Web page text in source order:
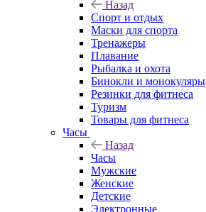
Назад
Спорт и отдых
Маски для спорта
Тренажеры
Плавание
Рыбалка и охота
Бинокли и монокуляры
Резинки для фитнеса
Туризм
Товары для фитнеса
Часы
Назад
Часы
Мужские
Женские
Детские
Электронные